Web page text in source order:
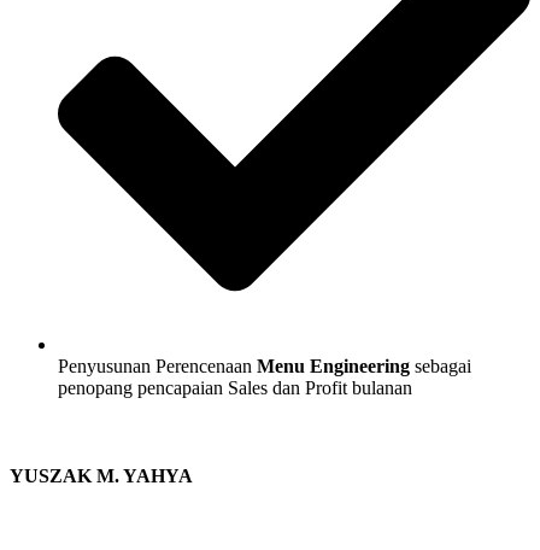
Penyusunan Perencenaan Menu Engineering sebagai
penopang pencapaian Sales dan Profit bulanan
YUSZAK M. YAHYA